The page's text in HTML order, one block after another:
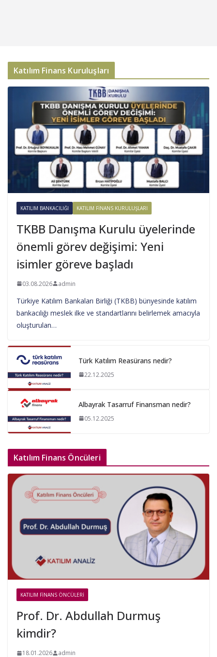
Katılım Finans Kuruluşları
KATILIM BANKACILIĞI KATILIM FINANS KURULUŞLARI
TKBB Danışma Kurulu üyelerinde
önemli görev değişimi: Yeni
isimler göreve başladı
03.08.2026 admin
Türkiye Katılım Bankaları Birliği (TKBB) bünyesinde katılım
bankacılığı meslek ilke ve standartlarını belirlemek amacıyla
oluşturulan…
Türk Katılım Reasürans nedir?
22.12.2025
Albayrak Tasarruf Finansman nedir?
05.12.2025
Katılım Finans Öncüleri
KATILIM FINANS ÖNCÜLERI
Prof. Dr. Abdullah Durmuş
kimdir?
18.01.2026 admin